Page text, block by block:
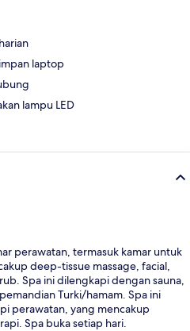
laptop
lampu LED
perawatan, termasuk kamar untuk
deep-tissue massage, facial,
Spa ini dilengkapi dengan sauna,
Turki/hamam. Spa ini
perawatan, yang mencakup
Spa buka setiap hari.